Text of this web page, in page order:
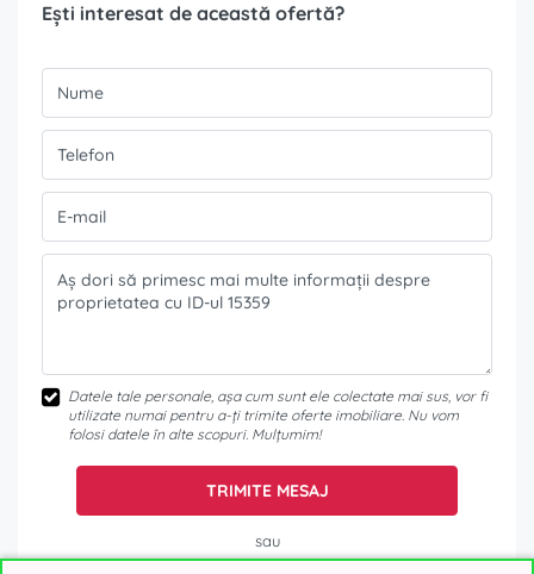
Ești interesat de această ofertă?
Datele tale personale, așa cum sunt ele colectate mai sus, vor fi
utilizate numai pentru a-ți trimite oferte imobiliare. Nu vom
folosi datele în alte scopuri. Mulțumim!
TRIMITE MESAJ
sau